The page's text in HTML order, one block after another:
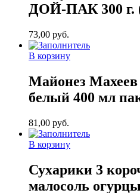
ДОЙ-ПАК 300 г.
73,00 руб.
В корзину
Майонез
белый 400 мл
81,00 руб.
В корзину
Сухарики 3
малосоль